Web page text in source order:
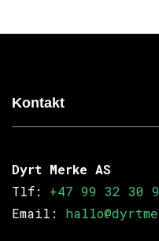
Kontakt
Dyrt Merke AS
Tlf: +47 99 32 30
Email: